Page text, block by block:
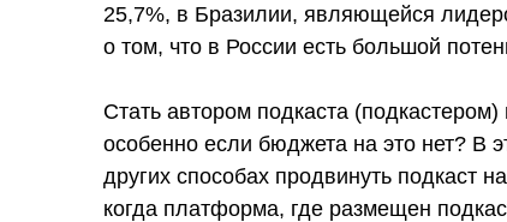
25,7%, в Бразилии, являющейся
о том, что в России есть большой
Стать автором подкаста
особенно если бюджета на это нет? В
других способах продвинуть подкаст
когда платформа, где размещен